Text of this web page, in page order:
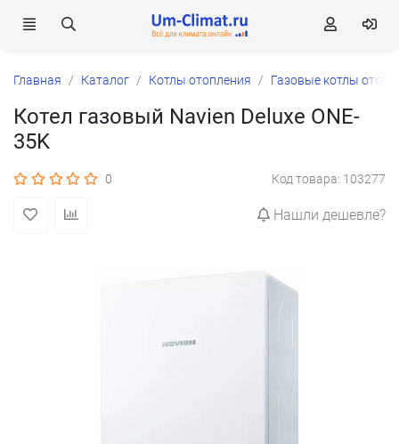
Главная Каталог Котлы отопления Газовые котлы
Котел газовый Navien Deluxe ONE-
35K
0 Код товара: 103277
Нашли дешевле?